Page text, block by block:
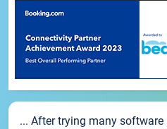
... After trying many software